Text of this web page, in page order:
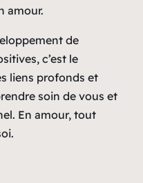
amour.
de
c’est le
liens profonds et
soin de vous et
En amour, tout